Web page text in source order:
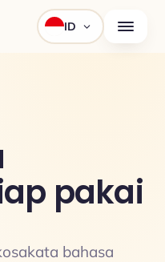
ID
pakai
bahasa